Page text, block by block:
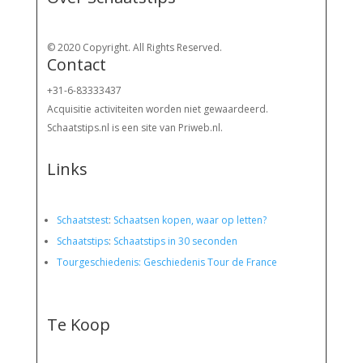
© 2020 Copyright. All Rights Reserved.
Contact
+31-6-83333437
Acquisitie activiteiten worden niet gewaardeerd.
Schaatstips.nl is een site van Priweb.nl.
Links
Schaatstest: Schaatsen kopen, waar op letten?
Schaatstips: Schaatstips in 30 seconden
Tourgeschiedenis: Geschiedenis Tour de France
Te Koop